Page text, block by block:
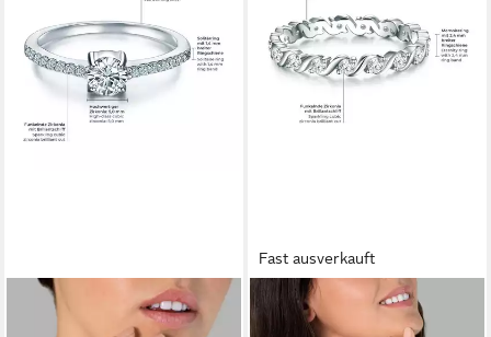
TRILANI
Silberring Verlobungsring aus
Fast ausverkauft
TRILANI
Silberring silber, mit Zirkonia